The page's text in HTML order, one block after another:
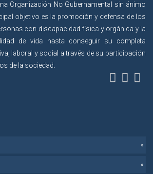
Organización No Gubernamental sin ánimo
objetivo es la promoción y defensa de los
con discapacidad física y orgánica y la
de vida hasta conseguir su completa
laboral y social a través de su participación
de la sociedad.